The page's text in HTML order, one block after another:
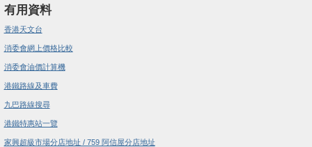
有用資料
香港天文台
消委會網上價格比較
消委會油價計算機
港鐵路線及車費
九巴路線搜尋
港鐵特惠站一覽
家興超級市場分店地址 / 759 阿信屋分店地址